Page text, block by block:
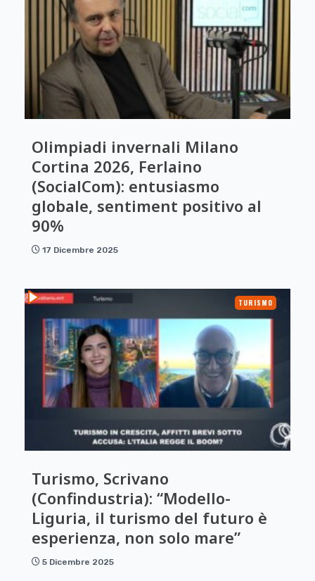
Olimpiadi invernali Milano
Cortina 2026, Ferlaino
(SocialCom): entusiasmo
globale, sentiment positivo al
90%
17 Dicembre 2025
TURISMO
Turismo, Scrivano
(Confindustria): “Modello-
Liguria, il turismo del futuro è
esperienza, non solo mare”
5 Dicembre 2025